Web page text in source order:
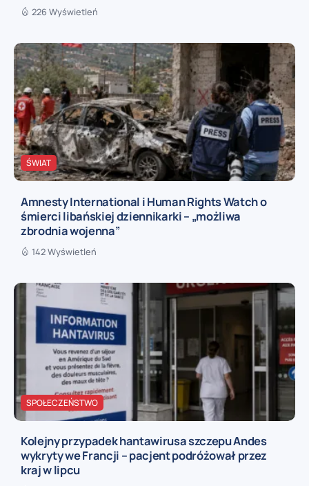
226 Wyświetleń
ŚWIAT
Amnesty International i Human Rights Watch o
śmierci libańskiej dziennikarki – „możliwa
zbrodnia wojenna”
142 Wyświetleń
SPOŁECZEŃSTWO
Kolejny przypadek hantawirusa szczepu Andes
wykryty we Francji – pacjent podróżował przez
kraj w lipcu